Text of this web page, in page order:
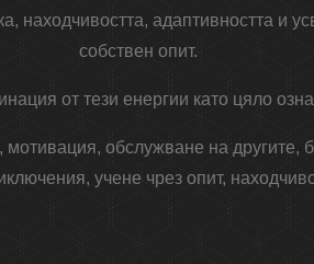
находчивостта, адаптивността и
собствен опит.
от тези енергии като цяло
обслужване на другите,
учене чрез опит,